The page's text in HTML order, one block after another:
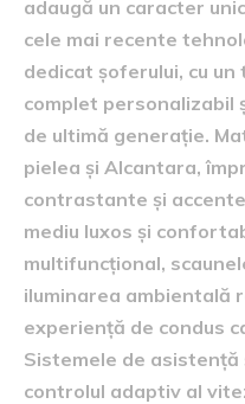
adaugă un caracter
cele mai recente
dedicat șoferului, cu
complet personalizabil
de ultimă generație.
pielea și Alcantara,
contrastante și
mediu luxos și
multifuncțional,
iluminarea ambientală
experiență de condus
Sistemele de asistență
controlul adaptiv al